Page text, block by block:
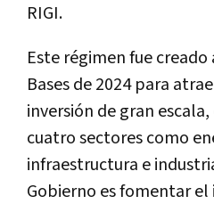
RIGI.
Este régimen fue creado
Bases de 2024 para
inversión de gran
cuatro sectores como
infraestructura e
Gobierno es fomentar